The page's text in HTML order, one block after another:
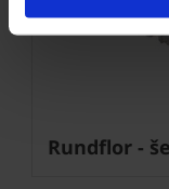
Rundflor -